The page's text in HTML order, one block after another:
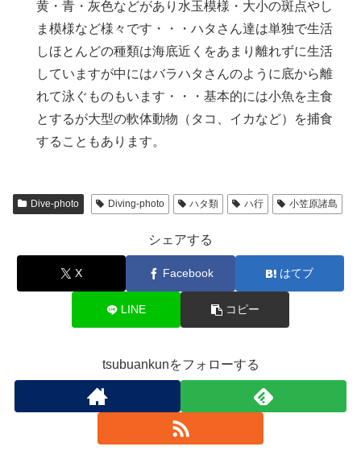
黄・青・灰色などがあり水玉模様・大小の斑点やし
ま模様など様々です・・・ハタさん達は単独で生活
しほとんどの種類は海底近くをあまり離れずに生活
していますが中にはバラハタさんのように底から離
れて泳ぐものもいます・・・基本的には小魚を主食
とするが大型の軟体動物（タコ、イカなど）を捕食
することもあります。
Dive-photo Diving-photo ハタ類 ハ行 小笠原諸島
シェアする
X Facebook はてブ
LINE コピー
tsubuankunをフォローする